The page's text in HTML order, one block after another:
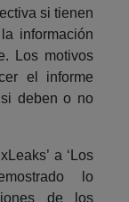
si tienen
información
Los motivos
el informe
deben o no
a ‘Los
lo
de los